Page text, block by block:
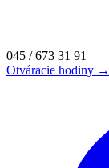
045 / 673 31 91
Otváracie hodiny →